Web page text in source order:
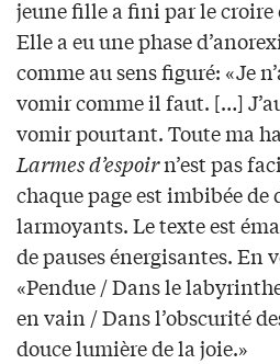
jeune fille a fini par le
Elle a eu une phase
comme au sens figuré: «Je
vomir comme il faut. […]
vomir pourtant. Toute ma
Larmes d’espoirn’est pas
chaque page est imbibée de
larmoyants. Le texte est
de pauses énergisantes. En
«Pendue / Dans le
en vain / Dans l’obscurité
douce lumière de la joie.»